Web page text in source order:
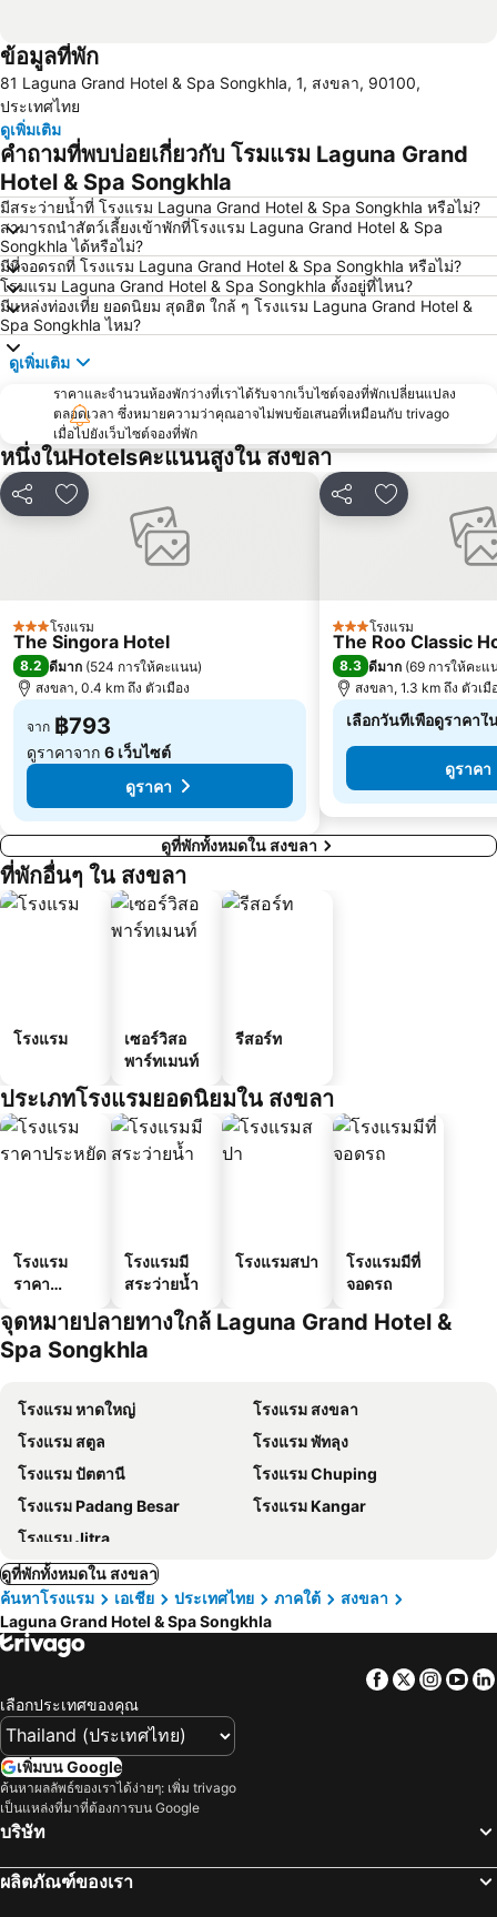
ข้อมูลที่พัก
81 Laguna Grand Hotel & Spa Songkhla, 1, สงขลา, 90100,
ประเทศไทย
ดูเพิ่มเติม
คำถามที่พบบ่อยเกี่ยวกับ โรมแรม Laguna Grand
Hotel & Spa Songkhla
มีสระว่ายน้ำที่ โรงแรม Laguna Grand Hotel & Spa Songkhla หรือไม่?
สามารถนำสัตว์เลี้ยงเข้าพักที่โรงแรม Laguna Grand Hotel & Spa
Songkhla ได้หรือไม่?
มีที่จอดรถที่ โรงแรม Laguna Grand Hotel & Spa Songkhla หรือไม่?
โรมแรม Laguna Grand Hotel & Spa Songkhla ตั้งอยู่ที่ไหน?
มีแหล่งท่องเที่ย ยอดนิยม สุดฮิต ใกล้ ๆ โรงแรม Laguna Grand Hotel &
Spa Songkhla ไหม?
ดูเพิ่มเติม
ราคาและจำนวนห้องพักว่างที่เราได้รับจากเว็บไซต์จองที่พักเปลี่ยนแปลง
ตลอดเวลา ซึ่งหมายความว่าคุณอาจไม่พบข้อเสนอที่เหมือนกับ trivago
เมื่อไปยังเว็บไซต์จองที่พัก
หนึ่งในHotelsคะแนนสูงใน สงขลา
แชร์ เพิ่มในรายการโปรด
3 ดาวโรงแรม
The Singora Hotel
8.2 ดีมาก (524 การให้คะแนน)
สงขลา, 0.4 km ถึง ตัวเมือง
จาก ฿793
ดูราคาจาก 6 เว็บไซต์
ดูราคา
แชร์ เพิ่มในรายกา
3 ดาวโรงแรม
The Roo Classic
8.3 ดีมาก (69 การให้คะแ
สงขลา, 1.3 km ถึง ตัวเมื
เลือกวันที่เพื่อดูราคา
ดูราคา
ดูที่พักทั้งหมดใน สงขลา
ที่พักอื่นๆ ใน สงขลา
โรงแรม
เซอร์วิสอ
พาร์ทเมนท์
รีสอร์ท
ประเภทโรงแรมยอดนิยมใน สงขลา
โรงแรม
ราคา
โรงแรมมี
สระว่ายน้ำ
โรงแรมสปา
โรงแรมมีที่
จอดรถ
จุดหมายปลายทางใกล้ Laguna Grand Hotel &
Spa Songkhla
โรงแรม หาดใหญ่
โรงแรม สงขลา
โรงแรม สตูล
โรงแรม พัทลุง
โรงแรม ปัตตานี
โรงแรม Chuping
โรงแรม Padang Besar
โรงแรม Kangar
โรงแรม Jitra
ดูที่พักทั้งหมดใน สงขลา
ค้นหาโรงแรม
เอเชีย ประเทศไทย ภาคใต้
สงขลา
Laguna Grand Hotel & Spa Songkhla
Facebook
Twitter
เลือกประเทศของคุณ
เพิ่มบน Google
ค้นหาผลลัพธ์ของเราได้ง่ายๆ: เพิ่ม trivago
เป็นแหล่งที่มาที่ต้องการบน Google
บริษัท
ผลิตภัณฑ์ของเรา